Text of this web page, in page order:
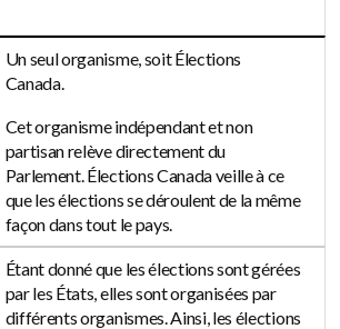
Un seul organisme, soit Élections
Canada.
Cet organisme indépendant et non
partisan relève directement du
Parlement. Élections Canada veille à ce
que les élections se déroulent de la même
façon dans tout le pays.
Étant donné que les élections sont gérées
par les États, elles sont organisées par
différents organismes. Ainsi, les élections